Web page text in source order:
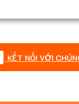
KẾT NỐI VỚI